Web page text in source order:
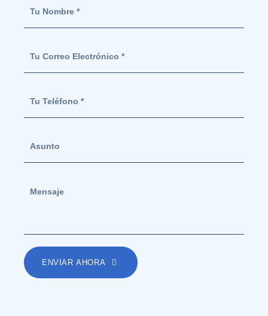
ENVIAR AHORA